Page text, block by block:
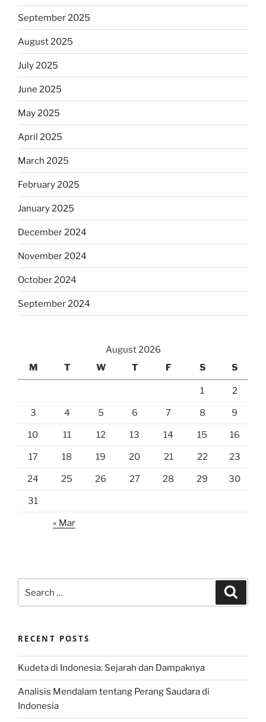
September 2025
August 2025
July 2025
June 2025
May 2025
April 2025
March 2025
February 2025
January 2025
December 2024
November 2024
October 2024
September 2024
August 2026
M
T W T F S S
1 2
3 4 5 6 7 8 9
10 11 12 13 14 15 16
17 18 19 20 21 22 23
24 25 26 27 28 29 30
31
« Mar
for:
RECENT POSTS
Kudeta di Indonesia: Sejarah dan Dampaknya
Analisis Mendalam tentang Perang Saudara di
Indonesia